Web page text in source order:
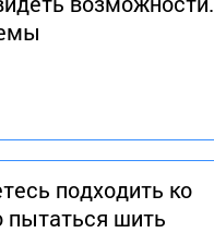
подходить ко
пытаться шить